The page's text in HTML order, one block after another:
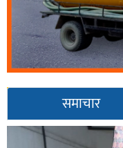
समाचार